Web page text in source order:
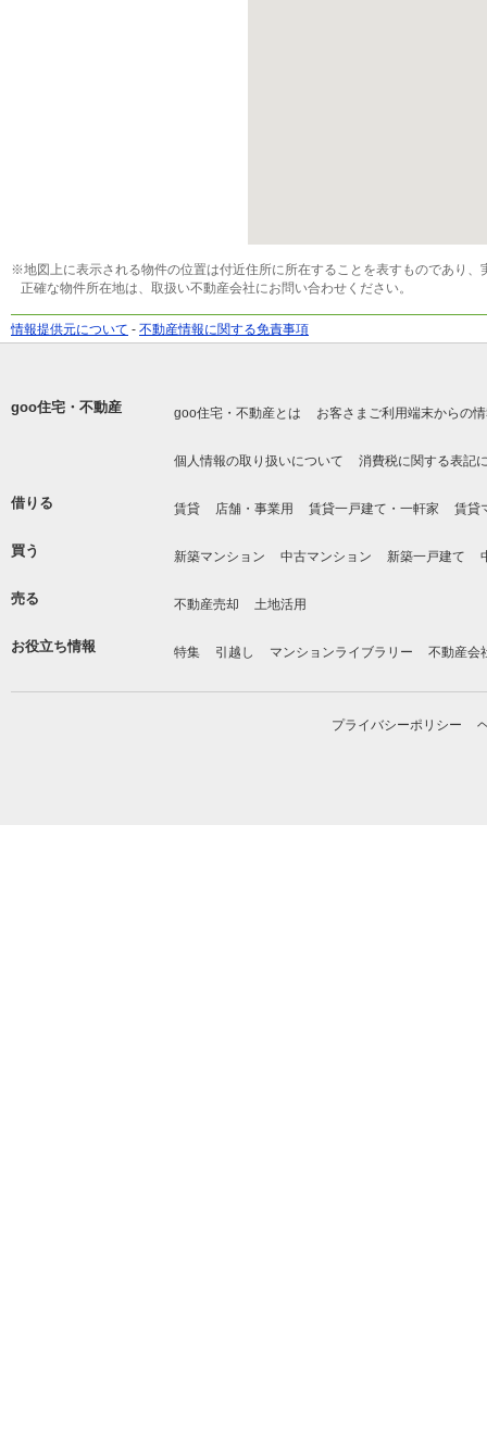
※地図上に表示される物件の位置は付近住所に所在することを表すものであり
正確な物件所在地は、取扱い不動産会社にお問い合わせください。
情報提供元について - 不動産情報に関する免責事項
goo住宅・不動産 goo住宅・不動産とは お客さまご利用端末からの
個人情報の取り扱いについて 消費税に関する表記
借りる 賃貸 店舗・事業用 賃貸一戸建て・一軒家 賃貸
買う 新築マンション 中古マンション 新築一戸建て
売る 不動産売却 土地活用
お役立ち情報 特集 引越し マンションライブラリー 不動産会
プライバシーポリシー